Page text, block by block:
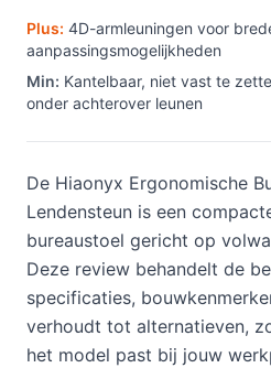
Plus: 4D-armleuningen voor
aanpassingsmogelijkheden
Min: Kantelbaar, niet vast te
onder achterover leunen
De Hiaonyx Ergonomische
Lendensteun is een
bureaustoel gericht op
Deze review behandelt de
specificaties,
verhoudt tot alternatieven,
het model past bij jouw